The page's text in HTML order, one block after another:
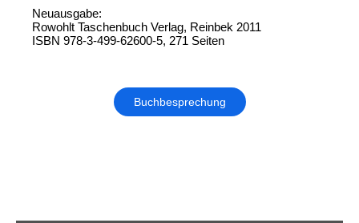
Neuausgabe:
Rowohlt Taschenbuch Verlag, Reinbek 2011
ISBN 978-3-499-62600-5, 271 Seiten
Buchbesprechung